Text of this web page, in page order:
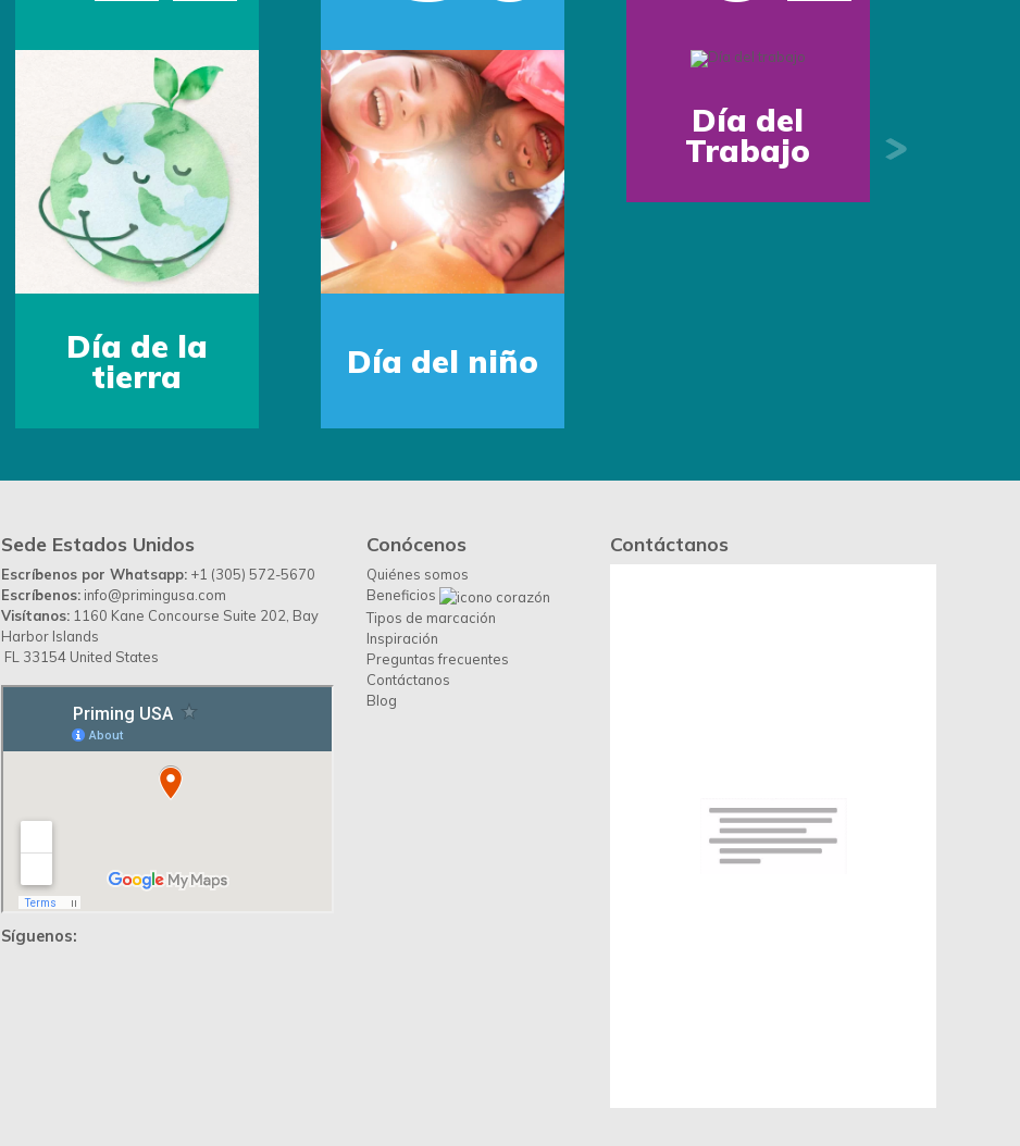
Día de la
tierra Día del niño
Día del
Trabajo Next
Sede Estados Unidos
Escríbenos por Whatsapp: +1 (305) 572-5670
Escríbenos: info@primingusa.com
Visítanos: 1160 Kane Concourse Suite 202, Bay
Harbor Islands
FL 33154 United States
Síguenos:
Conócenos
Quiénes somos
Beneficios
Tipos de marcación
Inspiración
Preguntas frecuentes
Contáctanos
Blog
Contáctanos